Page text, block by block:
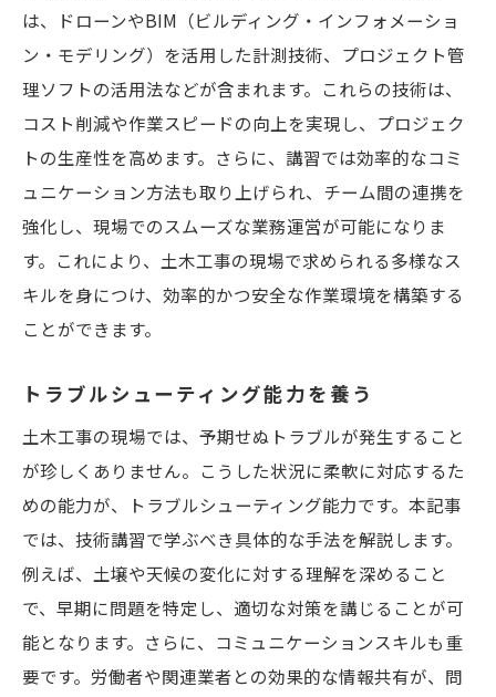
は、ドローンやBIM（ビルディング・インフォメーショ
ン・モデリング）を活用した計測技術、プロジェクト管
理ソフトの活用法などが含まれます。これらの技術は、
コスト削減や作業スピードの向上を実現し、プロジェク
トの生産性を高めます。さらに、講習では効率的なコミ
ュニケーション方法も取り上げられ、チーム間の連携を
強化し、現場でのスムーズな業務運営が可能になりま
す。これにより、土木工事の現場で求められる多様なス
キルを身につけ、効率的かつ安全な作業環境を構築する
ことができます。
トラブルシューティング能力を養う
土木工事の現場では、予期せぬトラブルが発生すること
が珍しくありません。こうした状況に柔軟に対応するた
めの能力が、トラブルシューティング能力です。本記事
では、技術講習で学ぶべき具体的な手法を解説します。
例えば、土壌や天候の変化に対する理解を深めること
で、早期に問題を特定し、適切な対策を講じることが可
能となります。さらに、コミュニケーションスキルも重
要です。労働者や関連業者との効果的な情報共有が、問